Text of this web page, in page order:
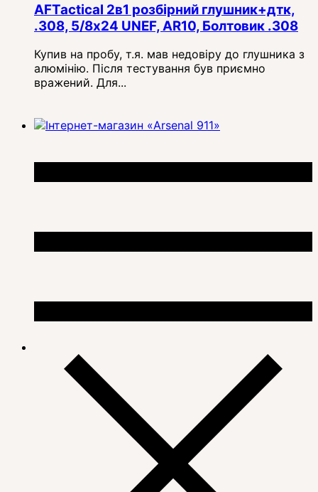
AFTactical 2в1 розбірний глушник+дтк,
.308, 5/8x24 UNEF, AR10, Болтовик .308
Купив на пробу, т.я. мав недовіру до глушника з
алюмінію. Після тестування був приємно
вражений. Для...